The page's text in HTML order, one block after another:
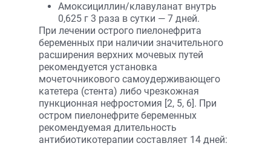
Амоксициллин/клавуланат внутрь
0,625 г 3 раза в сутки — 7 дней.
При лечении острого пиелонефрита
беременных при наличии значительного
расширения верхних мочевых путей
рекомендуется установка
мочеточникового самоудерживающего
катетера (стента) либо чрезкожная
пункционная нефростомия [2, 5, 6]. При
остром пиелонефрите беременных
рекомендуемая длительность
антибиотикотерапии составляет 14 дней: